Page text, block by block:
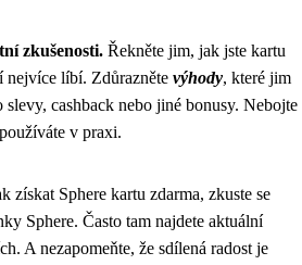
zkušenosti. Řekněte jim, jak jste kartu
nejvíce líbí. Zdůrazněte výhody, které jim
slevy, cashback nebo jiné bonusy. Nebojte
v praxi.
získat Sphere kartu zdarma, zkuste se
Sphere. Často tam najdete aktuální
A nezapomeňte, že sdílená radost je